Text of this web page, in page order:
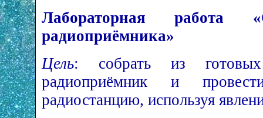
Лабораторная работа
радиоприёмника»
Цель: собрать из готовых
радиоприёмник и
радиостанцию, используя